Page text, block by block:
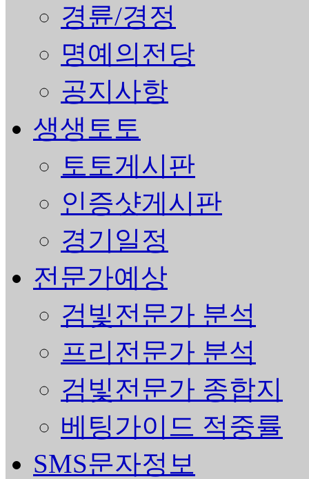
경륜/경정
명예의전당
공지사항
생생토토
토토게시판
인증샷게시판
경기일정
전문가예상
검빛전문가 분석
프리전문가 분석
검빛전문가 종합지
베팅가이드 적중률
SMS문자정보